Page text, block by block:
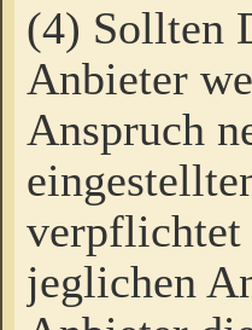
(4) Sollten
Anbieter
Anspruch
verpflichtet
jeglichen